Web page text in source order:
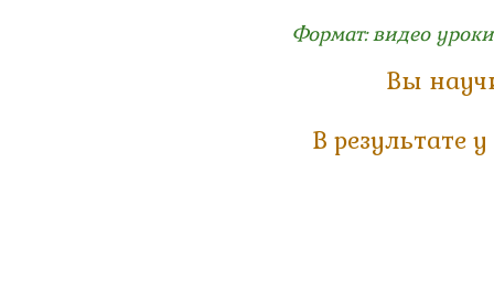
Формат: видео
Вы
В результате